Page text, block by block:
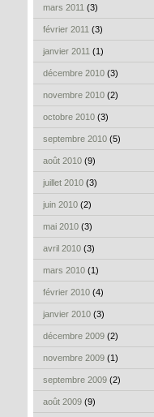
mars 2011 (3)
février 2011 (3)
janvier 2011 (1)
décembre 2010 (3)
novembre 2010 (2)
octobre 2010 (3)
septembre 2010 (5)
août 2010 (9)
juillet 2010 (3)
juin 2010 (2)
mai 2010 (3)
avril 2010 (3)
mars 2010 (1)
février 2010 (4)
janvier 2010 (3)
décembre 2009 (2)
novembre 2009 (1)
septembre 2009 (2)
août 2009 (9)